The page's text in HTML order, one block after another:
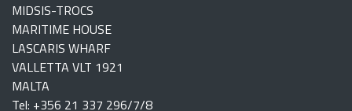
MIDSIS-TROCS
MARITIME HOUSE
LASCARIS WHARF
VALLETTA VLT 1921
MALTA
Tel: +356 21 337 296/7/8